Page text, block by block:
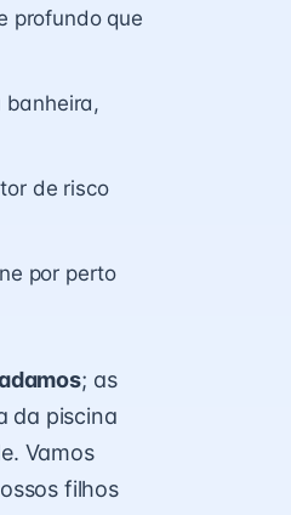
profundo que
banheira,
de risco
por perto
; as
da piscina
Vamos
filhos